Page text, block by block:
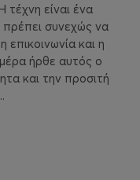
τέχνη είναι ένα
συνεχώς να
επικοινωνία και η
ήρθε αυτός ο
και την προσιτή